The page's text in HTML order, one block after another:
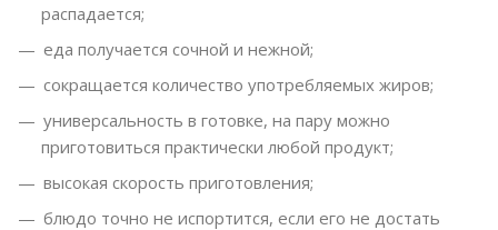
распадается;
еда получается сочной и нежной;
сокращается количество употребляемых жиров;
универсальность в готовке, на пару можно
приготовиться практически любой продукт;
высокая скорость приготовления;
блюдо точно не испортится, если его не достать